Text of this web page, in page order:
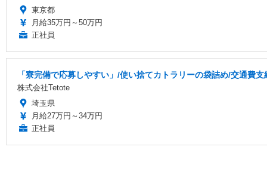
東京都
月給35万円～50万円
正社員
「寮完備で応募しやすい」/使い捨てカトラリーの袋詰め/交通費
株式会社Tetote
埼玉県
月給27万円～34万円
正社員